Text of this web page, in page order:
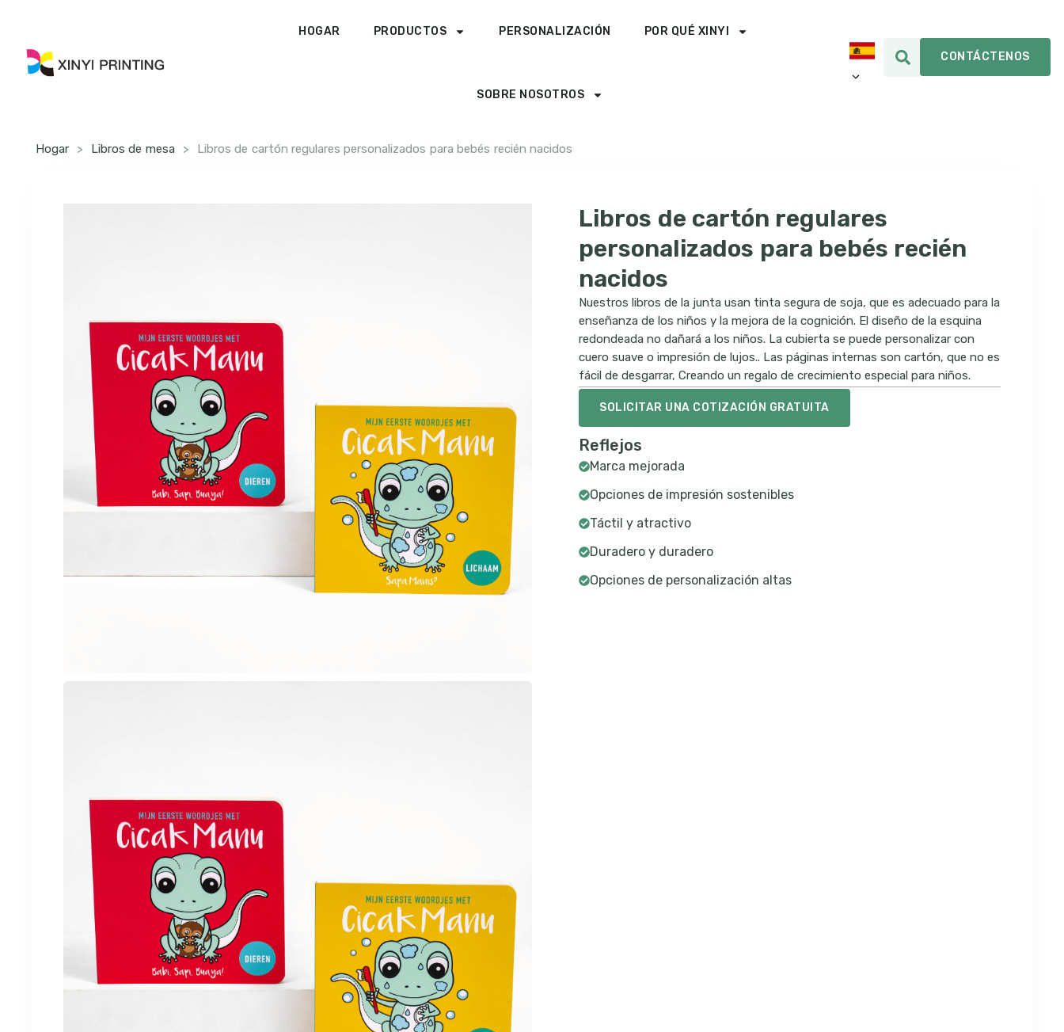
HOGAR PRODUCTOS PERSONALIZACIÓN POR QUÉ XINYI
SOBRE NOSOTROS
CONTÁCTENOS
Hogar > Libros de mesa > Libros de cartón regulares personalizados para bebés recién nacidos
Libros de cartón regulares
personalizados para bebés recién
nacidos
Nuestros libros de la junta usan tinta segura de soja, que es adecuado para la
enseñanza de los niños y la mejora de la cognición. El diseño de la esquina
redondeada no dañará a los niños. La cubierta se puede personalizar con
cuero suave o impresión de lujos.. Las páginas internas son cartón, que no es
fácil de desgarrar, Creando un regalo de crecimiento especial para niños.
SOLICITAR UNA COTIZACIÓN GRATUITA
Reflejos
Marca mejorada
Opciones de impresión sostenibles
Táctil y atractivo
Duradero y duradero
Opciones de personalización altas